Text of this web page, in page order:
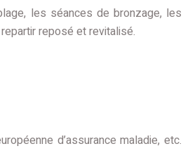
les séances de bronzage, les
reposé et revitalisé.
d’assurance maladie, etc.